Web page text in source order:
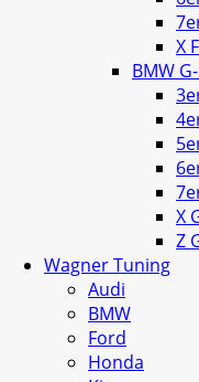
X
BMW
X
Z
Wagner Tuning
Audi
BMW
Ford
Honda